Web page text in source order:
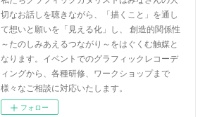
切なお話しを聴きながら、「描くこと」を通し
て想いと願いを「見える化」し、 創造的関係性
～たのしみあえるつながり～をはぐくむ触媒と
なります。イベントでのグラフィックレコーデ
ィングから、各種研修、ワークショップまで
様々なご相談に対応いたします。
フォロー